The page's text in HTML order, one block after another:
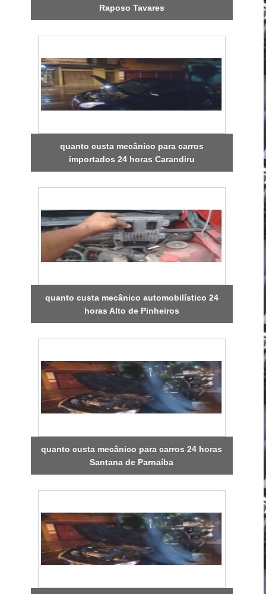
Raposo Tavares
quanto custa mecânico para carros
importados 24 horas Carandiru
quanto custa mecânico automobilístico 24
horas Alto de Pinheiros
quanto custa mecânico para carros 24 horas
Santana de Parnaíba